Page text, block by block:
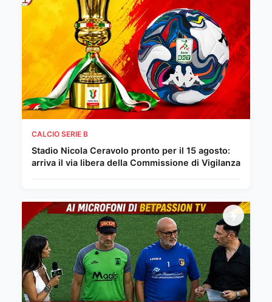
CALCIO SERIE B
Stadio Nicola Ceravolo pronto per il 15 agosto:
arriva il via libera della Commissione di Vigilanza